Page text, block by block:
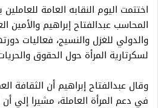
اختتمت اليوم النقابه العامة
المحاسب عبدالفتاح إبراهيم والأمين
والدولي للغزل والنسيج، فعاليات
لسكرتارية المرأة حول الحقوق
وقال عبدالفتاح إبراهيم أن الثقافة
في دعم المرأة العاملة، مشيرا إلي أن